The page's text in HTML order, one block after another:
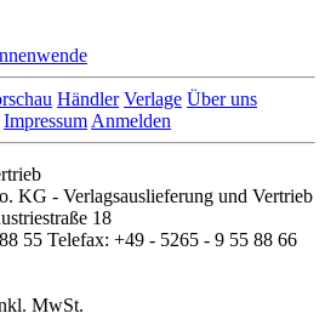
Händler Verlage Über uns
Impressum Anmelden
KG - Verlagsauslieferung und Vertrieb
18
55 Telefax: +49 - 5265 - 9 55 88 66
MwSt.